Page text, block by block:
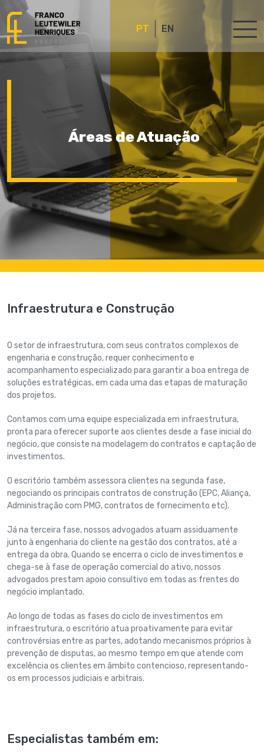
PT EN
Áreas de Atuação
Infraestrutura e Construção
O setor de infraestrutura, com seus contratos complexos de
engenharia e construção, requer conhecimento e
acompanhamento especializado para garantir a boa entrega de
soluções estratégicas, em cada uma das etapas de maturação
dos projetos.
Contamos com uma equipe especializada em infraestrutura,
pronta para oferecer suporte aos clientes desde a fase inicial do
negócio, que consiste na modelagem do contratos e captação de
investimentos.
O escritório também assessora clientes na segunda fase,
negociando os principais contratos de construção (EPC, Aliança,
Administração com PMG, contratos de fornecimento etc).
Já na terceira fase, nossos advogados atuam assiduamente
junto à engenharia do cliente na gestão dos contratos, até a
entrega da obra. Quando se encerra o ciclo de investimentos e
chega-se à fase de operação comercial do ativo, nossos
advogados prestam apoio consultivo em todas as frentes do
negócio implantado.
Ao longo de todas as fases do ciclo de investimentos em
infraestrutura, o escritório atua proativamente para evitar
controvérsias entre as partes, adotando mecanismos próprios à
prevenção de disputas, ao mesmo tempo em que atende com
excelência os clientes em âmbito contencioso, representando-
os em processos judiciais e arbitrais.
Especialistas também em: